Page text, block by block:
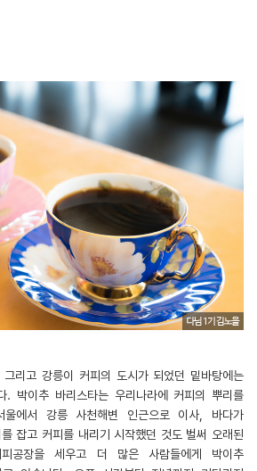
리고 강릉이 커피의 도시가 되었던 밑바탕에는
. 박이추 바리스타는 우리나라에 커피의 뿌리를
에서 강릉 사천해변 인근으로 이사, 바다가
잡고 커피를 내리기 시작했던 것도 벌써 오래된
피공장을 세우고 더 많은 사람들에게 박이추